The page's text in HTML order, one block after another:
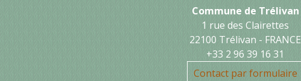
Commune de Trélivan
1 rue des Clairettes
22100 Trélivan - FRANCE
+33 2 96 39 16 31
Contact par formulaire